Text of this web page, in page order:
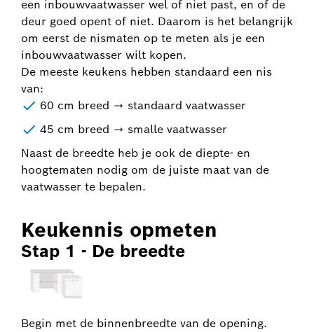
een inbouwvaatwasser wel of niet past, en of de
deur goed opent of niet. Daarom is het belangrijk
om eerst de nismaten op te meten als je een
inbouwvaatwasser wilt kopen.
De meeste keukens hebben standaard een nis
van:
60 cm breed → standaard vaatwasser
45 cm breed → smalle vaatwasser
Naast de breedte heb je ook de diepte- en
hoogtematen nodig om de juiste maat van de
vaatwasser te bepalen.
Keukennis opmeten
Stap 1 - De breedte
Begin met de binnenbreedte van de opening.